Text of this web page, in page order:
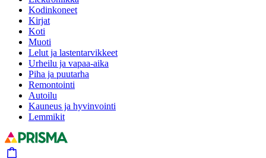
Kodinkoneet
Kirjat
Koti
Muoti
Lelut ja lastentarvikkeet
Urheilu ja vapaa-aika
Piha ja puutarha
Remontointi
Autoilu
Kauneus ja hyvinvointi
Lemmikit